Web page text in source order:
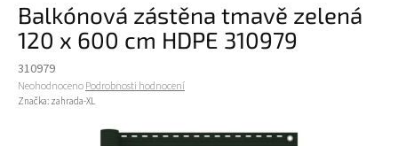
Balkónová zástěna tmavě zelená
120 x 600 cm HDPE 310979
310979
Průměrné hodnocení produktu je 0,0 z 5 hvězdiček.
NeohodnocenoPodrobnosti hodnocení
Značka: zahrada-XL